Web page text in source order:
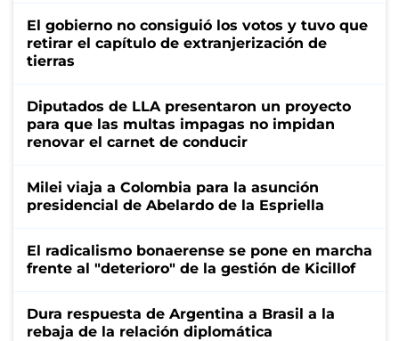
El gobierno no consiguió los votos y tuvo que
retirar el capítulo de extranjerización de
tierras
Diputados de LLA presentaron un proyecto
para que las multas impagas no impidan
renovar el carnet de conducir
Milei viaja a Colombia para la asunción
presidencial de Abelardo de la Espriella
El radicalismo bonaerense se pone en marcha
frente al "deterioro" de la gestión de Kicillof
Dura respuesta de Argentina a Brasil a la
rebaja de la relación diplomática